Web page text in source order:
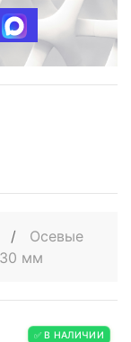
/
Осевые
мм
✅ В НАЛИЧИИ